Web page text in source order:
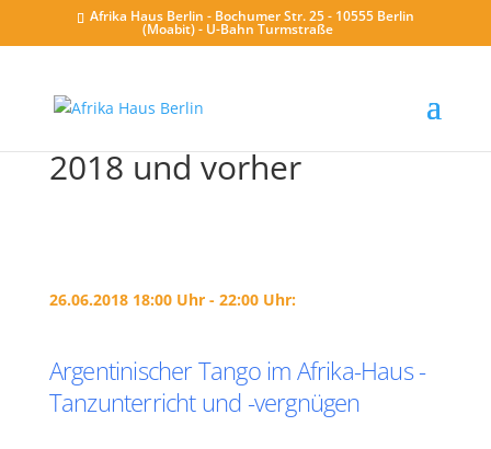
Afrika Haus Berlin - Bochumer Str. 25 - 10555 Berlin
(Moabit) - U-Bahn Turmstraße
2018 und vorher
26.06.2018 18:00 Uhr - 22:00 Uhr:
Argentinischer Tango im Afrika-Haus -
Tanzunterricht und -vergnügen